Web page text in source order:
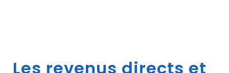
Les revenus directs et